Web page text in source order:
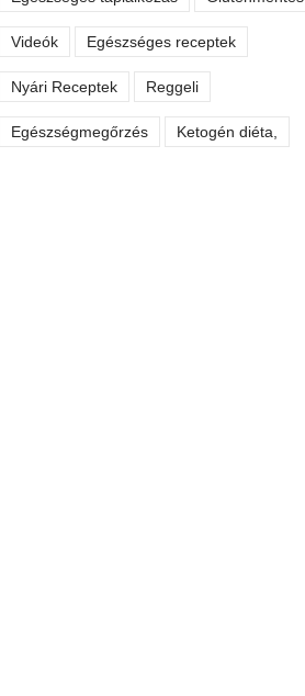
Videók Egészséges receptek
Nyári Receptek Reggeli
Egészségmegőrzés Ketogén diéta,